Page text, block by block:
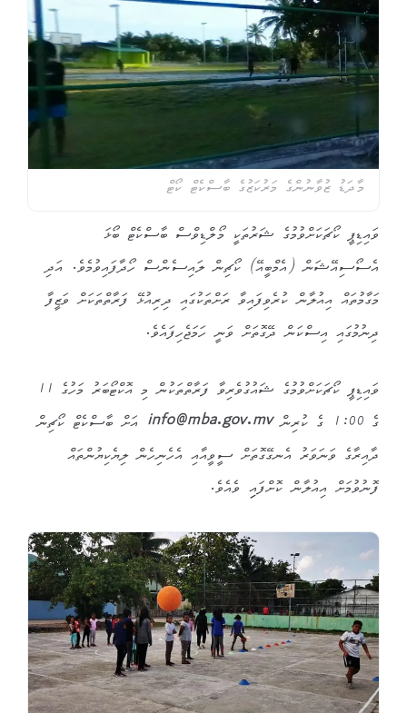
މާދަޑު ޒުވާނުންގެ މަރުކަޒުގެ ބާސްކެޓް ކޯޓް
ވައިޑިޕީ ކޯޗަކަށްވުމުގެ ޝަރުތަކީ މޯލްޑިވްސް ބާސްކެޓް ބޯޅަ
އެސޯސިއޭޝަން (އެމްބީއޭ) ކޯޗިން ލައިސެންސް ހޯދާފައިވުމެވެ. އަދި
މަގާމުތައް އިއުލާން ކުރެވިފައިވާ ރަށްތަކުގައި ދިރިއުޅޭ ފަރާތްތަކަށް ވަޒީފާ
ދިނުމުގައި އިސްކަން ދޭގޮތަށް ވަނީ ހަމަޖެހިފައެވެ.
ވައިޑިޕީ ކޯޗަކަށްވުމުގެ ޝައުގުވެރިވާ ފަރާތްތަކުން މި އޮކްޓޯބަރު މަހުގެ 11
ގެ 1:00 ގެ ކުރިން
info@mba.gov.mv އަށް ބާސްކެޓް ކޯޗިން
ދާއިރާގެ ވަނަވަރު އެނގޭގޮތަށް ސީވީއާއި އެހެނިހެން ލިޔެކިޔުންތައް
ފޮނުވުމަށް އިއުލާން ކޮށްފައިި ވެއެވެ.